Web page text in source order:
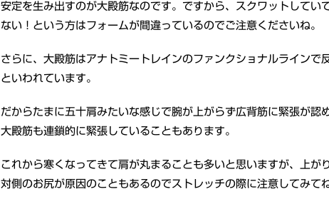
安定を生み出すのが大殿筋なのです。ですから、スクワットしてい
ない！という方はフォームが間違っているのでご注意くださいね。
さらに、大殿筋はアナトミートレインのファンクショナルラインで
といわれています。
だからたまに五十肩みたいな感じで腕が上がらず広背筋に緊張が認
大殿筋も連鎖的に緊張していることもあります。
これから寒くなってきて肩が丸まることも多いと思いますが、上が
対側のお尻が原因のこともあるのでストレッチの際に注意してみてね